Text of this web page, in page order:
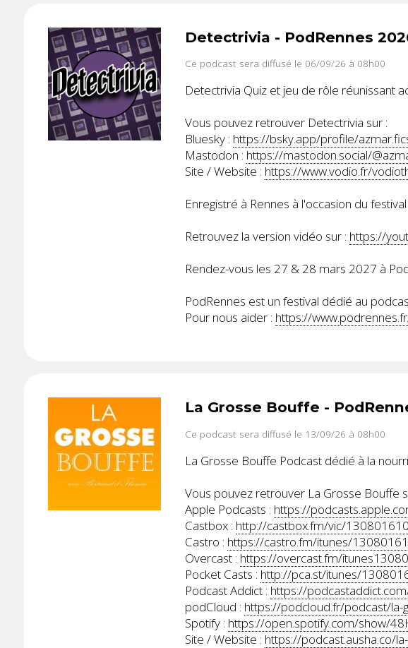
Detectrivia - PodRennes
Ce podcast sera diffusé le 06/09/26 à 08h00
Detectrivia Quiz et jeu de rôle réunissant
Vous pouvez retrouver Detectrivia sur :
Bluesky : https://bsky.app/profile/
Mastodon : https://mastodon.social/
Site / Website : https://www.vodio.fr/
Enregistré à Rennes à l'occasion du
Retrouvez la version vidéo sur : https://
Rendez-vous les 27 & 28 mars 2027 à
PodRennes est un festival dédié au
Pour nous aider : https://
La Grosse Bouffe -
Ce podcast sera diffusé le 13/09/26 à 08h00
La Grosse Bouffe Podcast dédié à la
Vous pouvez retrouver La Grosse Bouffe
Apple Podcasts : https://
Castbox : http://castbox.fm/vic/
Castro : https://castro.fm/itunes/
Overcast : https://overcast.fm/
Pocket Casts : http://pca.st/itunes/
Podcast Addict : https://
podCloud : https://podcloud.fr/podcast/la-
Spotify : https://open.spotify.com/show/
Site / Website : https://podcast.ausha.co/